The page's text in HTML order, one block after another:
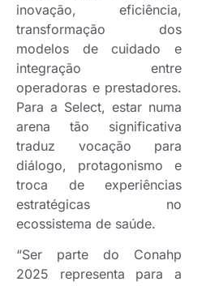
inovação, eficiência,
transformação dos
modelos de cuidado e
integração entre
operadoras e prestadores.
Para a Select, estar numa
arena tão significativa
traduz vocação para
diálogo, protagonismo e
troca de experiências
estratégicas no
ecossistema de saúde.
“Ser parte do Conahp
2025 representa para a